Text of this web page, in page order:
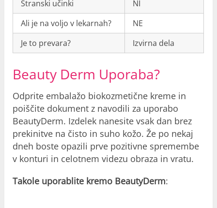
Stranski učinki
NI
Ali je na voljo v lekarnah?
NE
Je to prevara?
Izvirna dela
Beauty Derm Uporaba?
Odprite embalažo biokozmetične kreme in
poiščite dokument z navodili za uporabo
BeautyDerm. Izdelek nanesite vsak dan brez
prekinitve na čisto in suho kožo. Že po nekaj
dneh boste opazili prve pozitivne spremembe
v konturi in celotnem videzu obraza in vratu.
Takole uporablite kremo BeautyDerm: